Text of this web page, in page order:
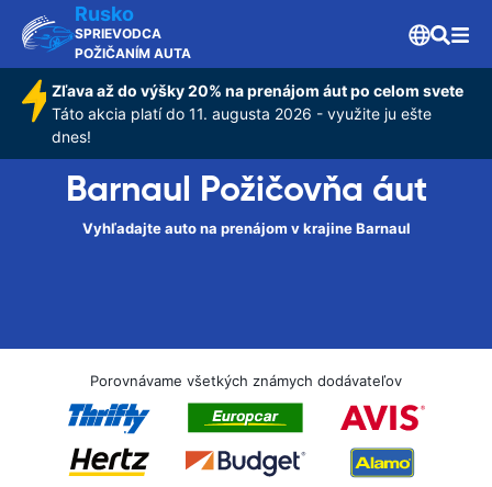
Rusko
SPRIEVODCA
POŽIČANÍM AUTA
Zľava až do výšky 20% na prenájom áut po celom svete
Táto akcia platí do 11. augusta 2026 - využite ju ešte
dnes!
Barnaul Požičovňa áut
Vyhľadajte auto na prenájom v krajine Barnaul
Porovnávame všetkých známych dodávateľov